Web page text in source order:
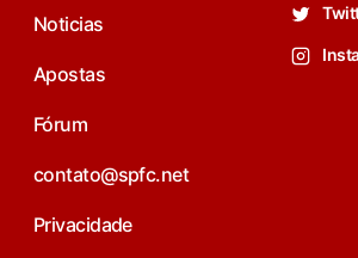
Noticias
Apostas
Fórum
contato@spfc.net
Privacidade